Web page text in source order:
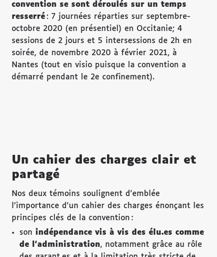
convention se sont déroulés sur un temps
resserré: 7 journées réparties sur septembre-
octobre 2020 (en présentiel) en Occitanie; 4
sessions de 2 jours et 5 intersessions de 2h en
soirée, de novembre 2020 à février 2021, à
Nantes (tout en visio puisque la convention a
démarré pendant le 2e confinement).
Un cahier des charges clair et
partagé
Nos deux témoins soulignent d’emblée
l’importance d’un cahier des charges énonçant les
principes clés de la convention :
son indépendance vis à vis des élu.es comme
de l’administration, notamment grâce au rôle